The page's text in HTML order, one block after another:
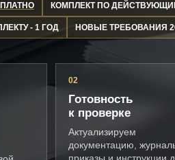
КОМПЛЕКТ ПО
- 1 ГОД НОВЫЕ ТРЕБОВАНИЯ
02
Готовность
к проверке
Актуализируем
документацию,